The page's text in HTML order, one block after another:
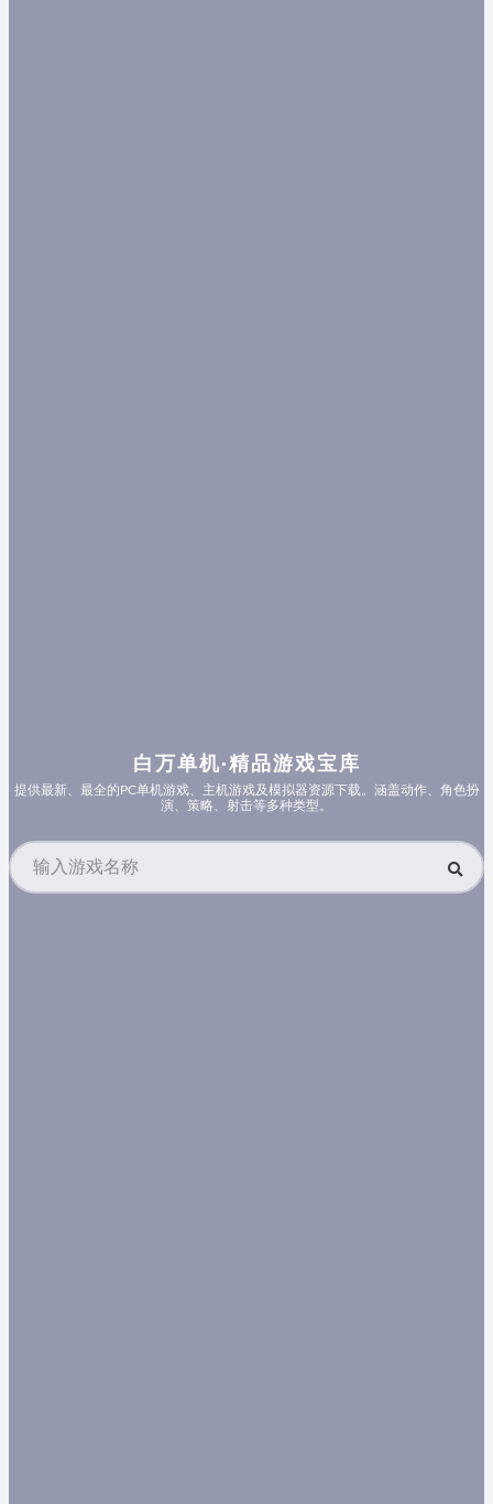
白万单机·精品游戏宝库
提供最新、最全的PC单机游戏、主机游戏及模拟器资源下载。涵盖动作、角色扮
演、策略、射击等多种类型。